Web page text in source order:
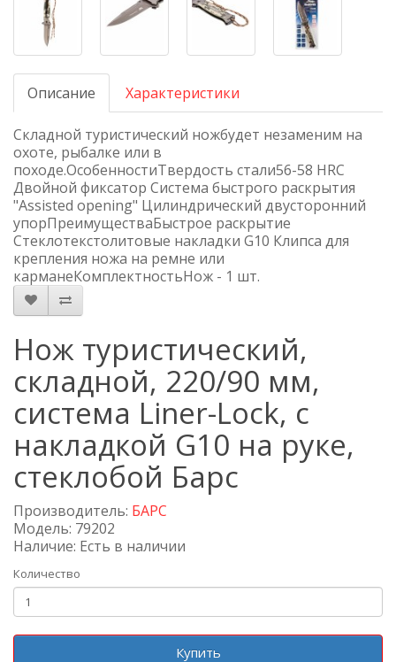
Описание Характеристики
Складной туристический ножбудет незаменим на
охоте, рыбалке или в
походе.ОсобенностиТвердость стали56-58 HRC
Двойной фиксатор Система быстрого раскрытия
"Assisted opening" Цилиндрический двусторонний
упорПреимуществаБыстрое раскрытие
Стеклотекстолитовые накладки G10 Клипса для
крепления ножа на ремне или
карманеКомплектностьНож - 1 шт.
Нож туристический,
складной, 220/90 мм,
система Liner-Lock, с
накладкой G10 на руке,
стеклобой Барс
Производитель: БАРС
Модель: 79202
Наличие: Есть в наличии
Количество
Купить